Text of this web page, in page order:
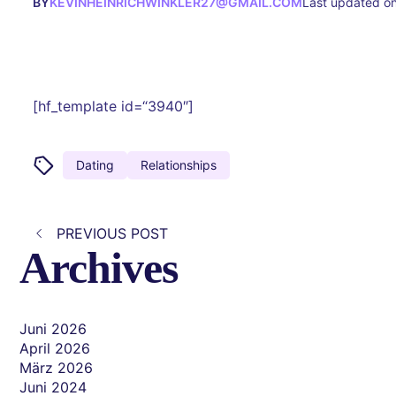
[hf_template id=“3940″]
Dating Relationships
PREVIOUS POST
Archives
Juni 2026
April 2026
März 2026
Juni 2024